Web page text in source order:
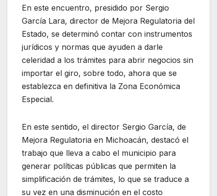
En este encuentro, presidido por Sergio
García Lara, director de Mejora Regulatoria del
Estado, se determinó contar con instrumentos
jurídicos y normas que ayuden a darle
celeridad a los trámites para abrir negocios sin
importar el giro, sobre todo, ahora que se
establezca en definitiva la Zona Económica
Especial.
En este sentido, el director Sergio García, de
Mejora Regulatoria en Michoacán, destacó el
trabajo que lleva a cabo el municipio para
generar políticas públicas que permiten la
simplificación de trámites, lo que se traduce a
su vez en una disminución en el costo